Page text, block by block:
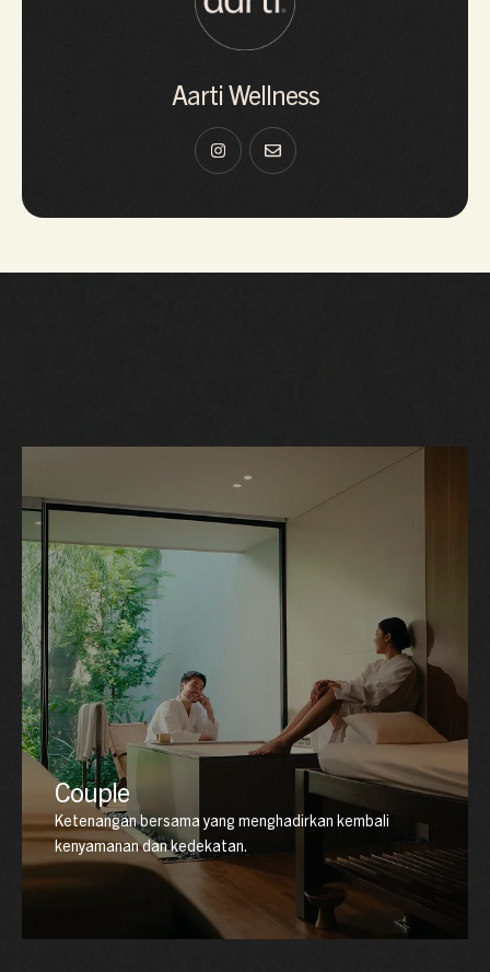
Aarti Wellness
Couple
Ketenangan bersama yang menghadirkan kembali
kenyamanan dan kedekatan.